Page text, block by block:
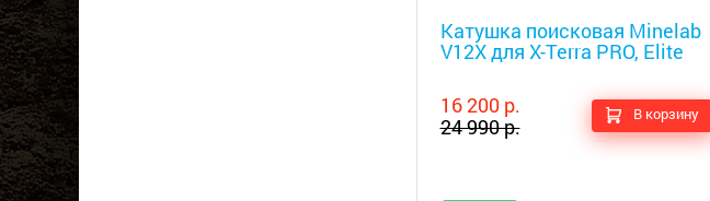
Катушка поисковая Minelab
V12X для X-Terra PRO, Elite
16 200 р.
24 990 р.
В корзину